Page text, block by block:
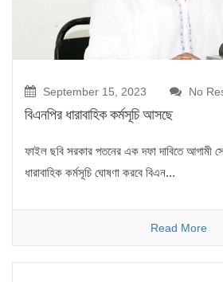
September 15, 2023 No
বিএনপির ধারাবাহিক কর্মসূচি আসছে
ফাইল ছবি সরকার পতনের এক দফা দাবিতে আগামী
ধারাবাহিক কর্মসূচি ঘোষণা করবে বিএন...
Read More